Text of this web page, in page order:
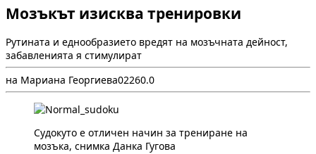
Мозъкът изисква тренировки
Рутината и еднообразието вредят на мозъчната дейност,
забавленията я стимулират
на Мариана Георгиева02260.0
Судокуто е отличен начин за трениране на
мозъка, снимка Данка Гугова